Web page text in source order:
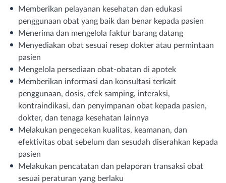
Memberikan pelayanan kesehatan dan edukasi
penggunaan obat yang baik dan benar kepada pasien
Menerima dan mengelola faktur barang datang
Menyediakan obat sesuai resep dokter atau permintaan
pasien
Mengelola persediaan obat-obatan di apotek
Memberikan informasi dan konsultasi terkait
penggunaan, dosis, efek samping, interaksi,
kontraindikasi, dan penyimpanan obat kepada pasien,
dokter, dan tenaga kesehatan lainnya
Melakukan pengecekan kualitas, keamanan, dan
efektivitas obat sebelum dan sesudah diserahkan kepada
pasien
Melakukan pencatatan dan pelaporan transaksi obat
sesuai peraturan yang berlaku